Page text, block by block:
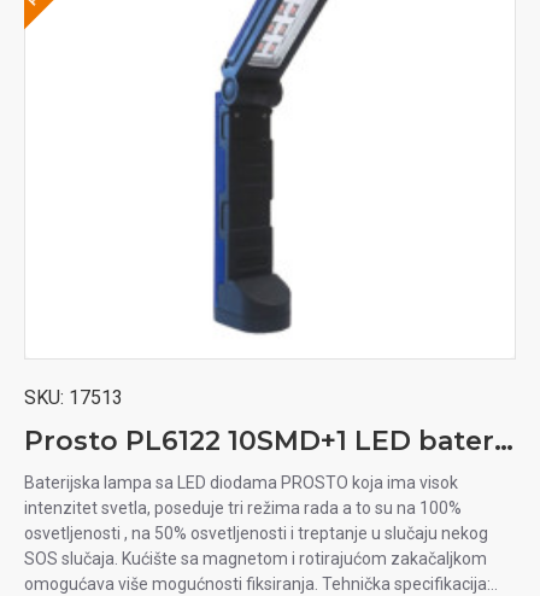
SKU: 17513
Prosto PL6122 10SMD+1 LED baterijska lampa
Baterijska lampa sa LED diodama PROSTO koja ima visok
intenzitet svetla, poseduje tri režima rada a to su na 100%
osvetljenosti , na 50% osvetljenosti i treptanje u slučaju nekog
SOS slučaja. Kućište sa magnetom i rotirajućom zakačaljkom
omogućava više mogućnosti fiksiranja. Tehnička specifikacija:..